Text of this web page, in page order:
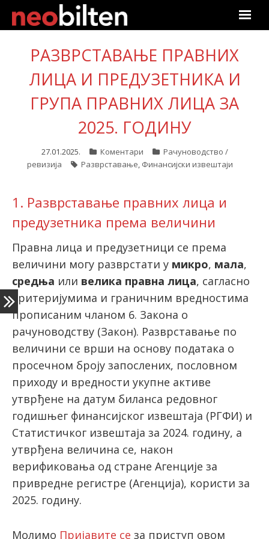
Почетна
Претрага
Актуелно
Линкови
Претплата
Пријава
latinica
РАЗВРСТАВАЊЕ ПРАВНИХ
ЛИЦА И ПРЕДУЗЕТНИКА И
ГРУПА ПРАВНИХ ЛИЦА ЗА
2025. ГОДИНУ
27.01.2025. Коментари
Рачуноводство /
ревизија
Разврставање, Финансијски извештаји
1. Разврставање правних лица и
предузетника према величини
Правна лица и предузетници се према
величини могу разврстати у микро, мала,
средња или велика правна лица, сагласно
критеријумима и граничним вредностима
прописаним чланом 6. Закона о
рачуноводству (Закон). Разврставање по
величини се врши на основу података о
просечном броју запослених, пословном
приходу и вредности укупне активе
утврђене на датум биланса редовног
годишњег финансијског извештаја (РГФИ) и
Статистичког извештаја за 2024. годину, а
утврђена величина се, након
верификовања од стране Агенције за
привредне регистре (Агенција), користи за
2025. годину.
Молимо Пријавите се за приступ овом